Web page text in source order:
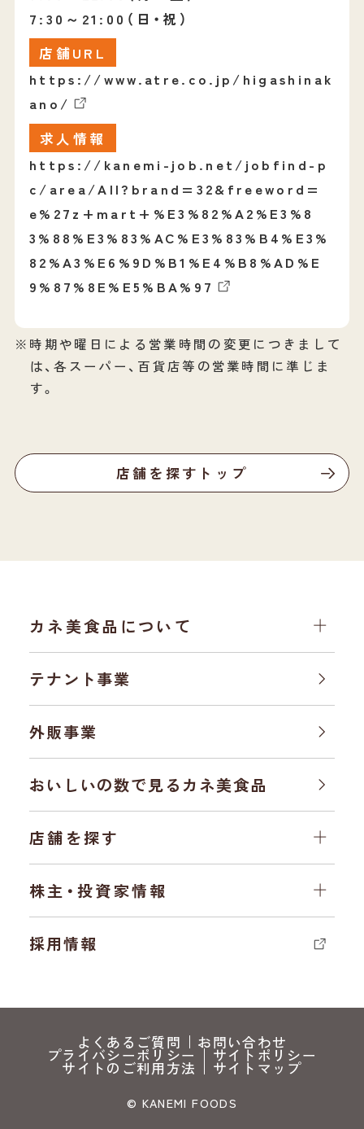
7:30～21:00（日・祝）
店舗URL
https://www.atre.co.jp/higashinak
ano/
求人情報
https://kanemi-job.net/jobfind-p
c/area/All?brand=32&freeword=
e%27z+mart+%E3%82%A2%E3%8
3%88%E3%83%AC%E3%83%B4%E3%
82%A3%E6%9D%B1%E4%B8%AD%E
9%87%8E%E5%BA%97
※時期や曜日による営業時間の変更につきまして
は、各スーパー、百貨店等の営業時間に準じま
す。
店舗を探すトップ
カネ美食品について
テナント事業
外販事業
おいしいの数で見るカネ美食品
店舗を探す
株主・投資家情報
採用情報
よくあるご質問 お問い合わせ
プライバシーポリシー サイトポリシー
サイトのご利用方法 サイトマップ
© KANEMI FOODS